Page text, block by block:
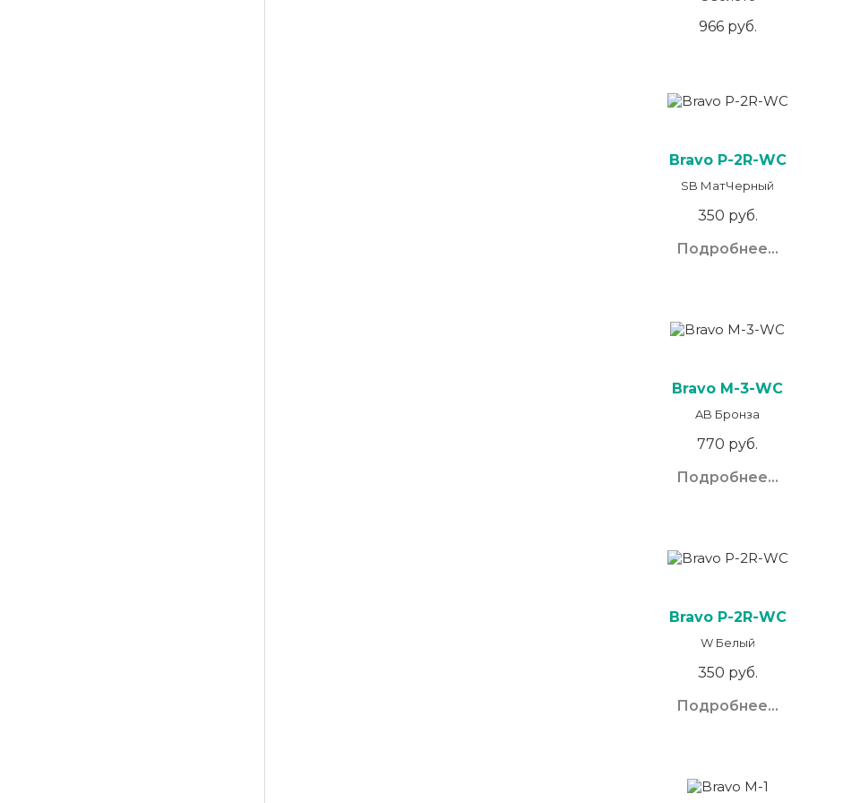
966 руб.
Bravo P-2R-WC
SB МатЧерный
350 руб.
Подробнее...
Bravo M-3-WC
AB Бронза
770 руб.
Подробнее...
Bravo P-2R-WC
W Белый
350 руб.
Подробнее...